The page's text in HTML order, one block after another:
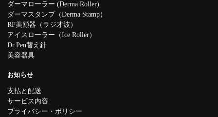
ダーマロ一ラー (Derma Roller)
ダーマスタンプ（Derma Stamp）
RF美顔器（ラジ才波）
アイスロ一ラー（Ice Roller）
Dr.Pen替え針
美容器具
お知らせ
支払と配送
サービス内容
プライバシー・ポリシー